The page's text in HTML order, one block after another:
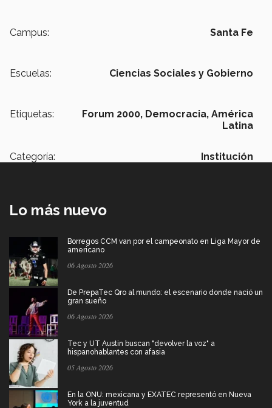
Campus: Santa Fe
Escuelas: Ciencias Sociales y Gobierno
Etiquetas: Forum 2000, Democracia, América
Latina
Categoría: Institución
Lo más nuevo
Borregos CCM van por el campeonato en Liga Mayor de
americano
06 Agosto 2026
De PrepaTec Qro al mundo: el escenario donde nació un
gran sueño
06 Agosto 2026
Tec y UT Austin buscan "devolver la voz" a
hispanohablantes con afasia
05 Agosto 2026
En la ONU: mexicana y EXATEC representó en Nueva
York a la juventud